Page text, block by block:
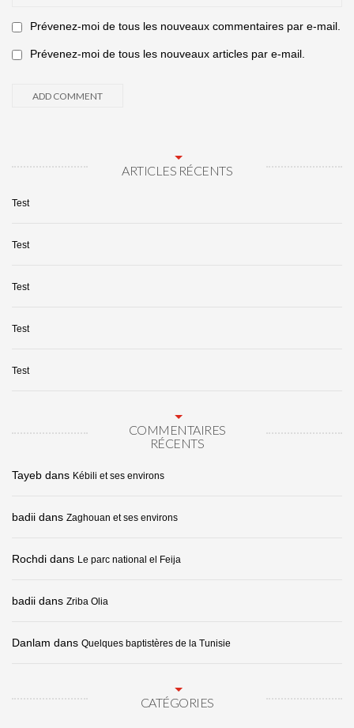
Prévenez-moi de tous les nouveaux commentaires par e-mail.
Prévenez-moi de tous les nouveaux articles par e-mail.
ARTICLES RÉCENTS
Test
Test
Test
Test
Test
COMMENTAIRES
RÉCENTS
Tayeb dans Kébili et ses environs
badii dans Zaghouan et ses environs
Rochdi dans Le parc national el Feija
badii dans Zriba Olia
Danlam dans Quelques baptistères de la Tunisie
CATÉGORIES